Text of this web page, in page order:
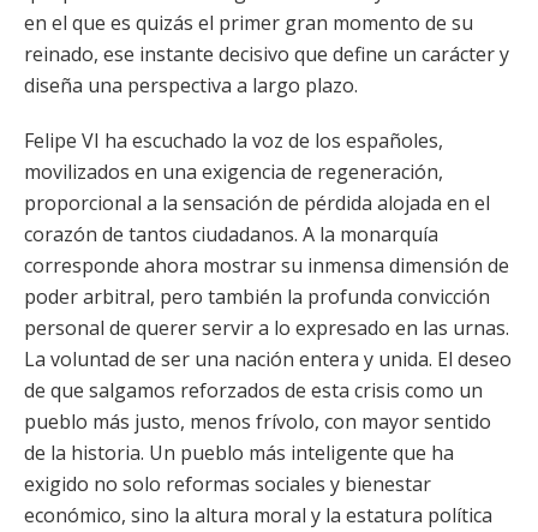
en el que es quizás el primer gran momento de su
reinado, ese instante decisivo que define un carácter y
diseña una perspectiva a largo plazo.
Felipe VI ha escuchado la voz de los españoles,
movilizados en una exigencia de regeneración,
proporcional a la sensación de pérdida alojada en el
corazón de tantos ciudadanos. A la monarquía
corresponde ahora mostrar su inmensa dimensión de
poder arbitral, pero también la profunda convicción
personal de querer servir a lo expresado en las urnas.
La voluntad de ser una nación entera y unida. El deseo
de que salgamos reforzados de esta crisis como un
pueblo más justo, menos frívolo, con mayor sentido
de la historia. Un pueblo más inteligente que ha
exigido no solo reformas sociales y bienestar
económico, sino la altura moral y la estatura política